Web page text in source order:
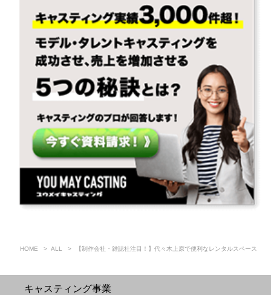
HOME ALL 【制作会社・雑誌社注目！】代々木上原で便利なレンタルスペース
キャスティング事業